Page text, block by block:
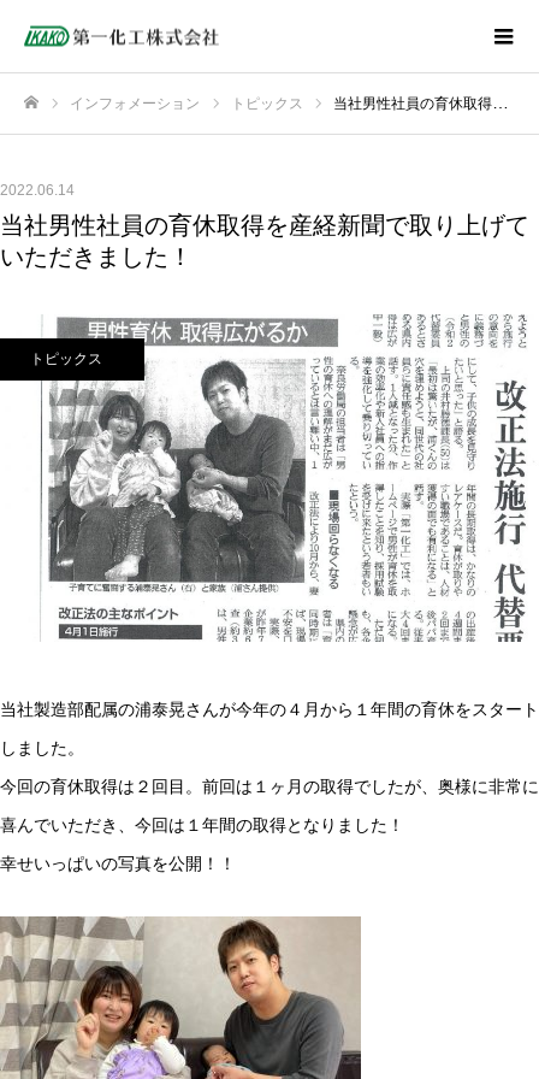
インフォメーション トピックス 当社男性社員の育休取得を産経新聞で取り上げていただきました！
2022.06.14
当社男性社員の育休取得を産経新聞で取り上げて
いただきました！
トピックス
当社製造部配属の浦泰晃さんが今年の４月から１年間の育休をスタート
しました。
今回の育休取得は２回目。前回は１ヶ月の取得でしたが、奥様に非常に
喜んでいただき、今回は１年間の取得となりました！
幸せいっぱいの写真を公開！！